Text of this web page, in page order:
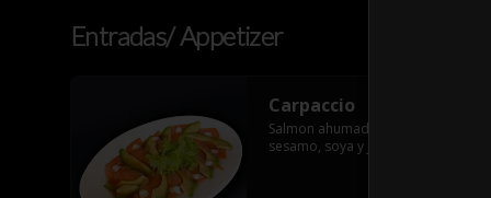
Entradas/ Appetizer
Carpaccio
Salmon ahumado, palta, aceite de
sesamo, soya y jugo de limon